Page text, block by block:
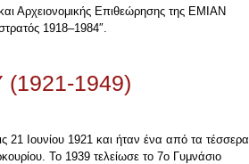
Αρχειονομικής Επιθεώρησης της ΕΜΙΑΝ
1918–1984″.
1949)
Ιουνίου 1921 και ήταν ένα από τα τέσσερα
Το 1939 τελείωσε το 7ο Γυμνάσιο